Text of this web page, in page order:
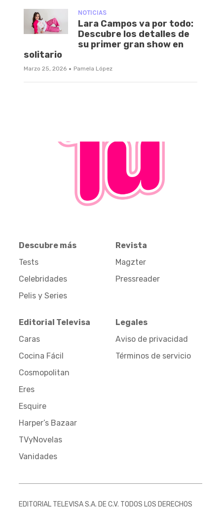
NOTICIAS
Lara Campos va por todo:
Descubre los detalles de
su primer gran show en
solitario
Marzo 25, 2026 · Pamela López
Descubre más
Tests
Celebridades
Pelis y Series
Revista
Magzter
Pressreader
Editorial Televisa
Caras
Cocina Fácil
Cosmopolitan
Eres
Esquire
Harper’s Bazaar
TVyNovelas
Vanidades
Legales
Aviso de privacidad
Términos de servicio
EDITORIAL TELEVISA S.A. DE C.V. TODOS LOS DERECHOS